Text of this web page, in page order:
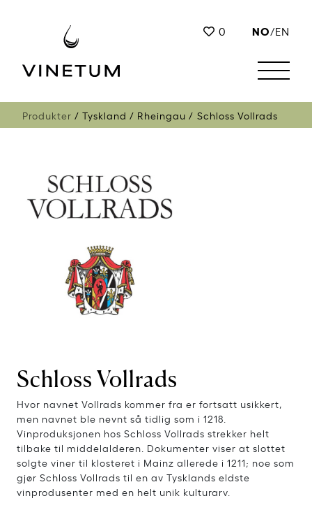
0 NO/EN
Produkter Tyskland Rheingau Schloss Vollrads
Schloss Vollrads
Hvor navnet Vollrads kommer fra er fortsatt usikkert,
men navnet ble nevnt så tidlig som i 1218.
Vinproduksjonen hos Schloss Vollrads strekker helt
tilbake til middelalderen. Dokumenter viser at slottet
solgte viner til klosteret i Mainz allerede i 1211; noe som
gjør Schloss Vollrads til en av Tysklands eldste
vinprodusenter med en helt unik kulturarv.